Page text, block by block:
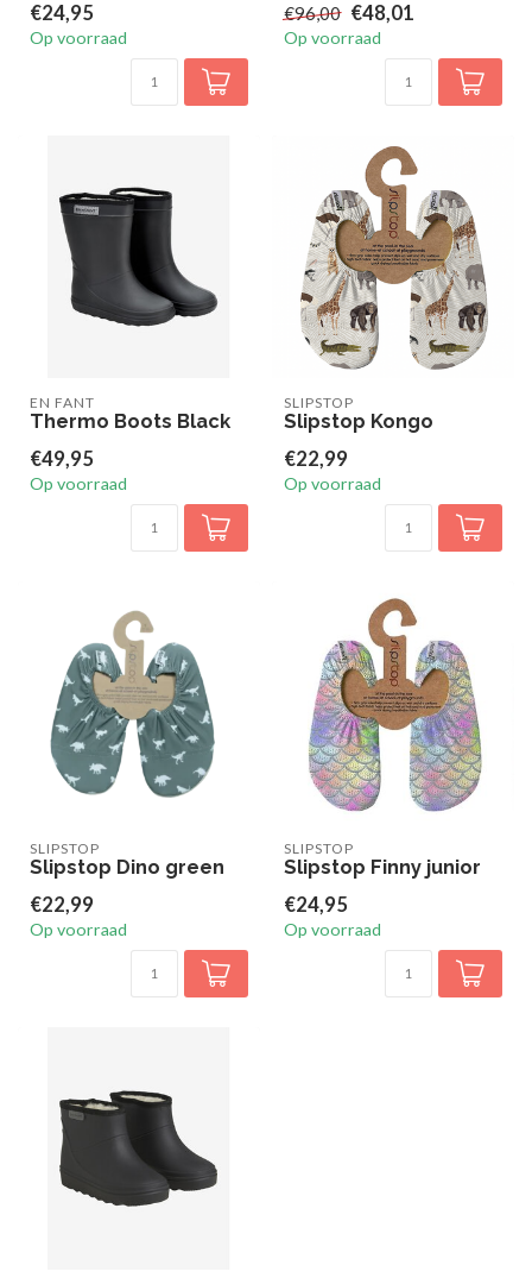
€24,95
Op voorraad
€96,00 €48,01
Op voorraad
EN FANT
Thermo Boots Black
€49,95
Op voorraad
SLIPSTOP
Slipstop Kongo
€22,99
Op voorraad
SLIPSTOP
Slipstop Dino green
€22,99
Op voorraad
SLIPSTOP
Slipstop Finny junior
€24,95
Op voorraad